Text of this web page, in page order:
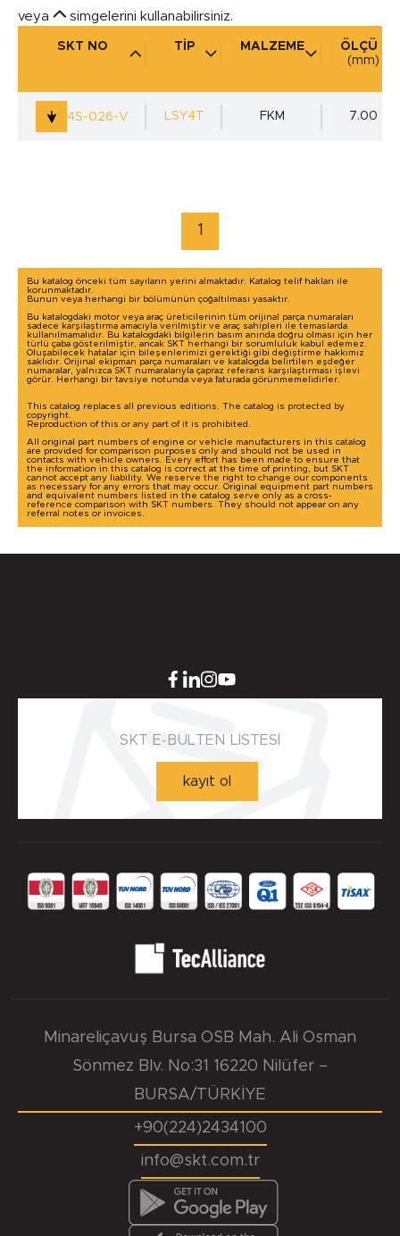
veya simgelerini kullanabilirsiniz.
SKT NO TİP MALZEME
ÖLÇÜ 1
(mm)
4S-026-V
LSY4T FKM 7.00
1
Bu katalog önceki tüm sayıların yerini almaktadır. Katalog telif hakları ile
korunmaktadır.
Bunun veya herhangi bir bölümünün çoğaltılması yasaktır.
Bu katalogdaki motor veya araç üreticilerinin tüm orijinal parça numaraları
sadece karşılaştırma amacıyla verilmiştir ve araç sahipleri ile temaslarda
kullanılmamalıdır. Bu katalogdaki bilgilerin basım anında doğru olması için her
türlü çaba gösterilmiştir, ancak SKT herhangi bir sorumluluk kabul edemez.
Oluşabilecek hatalar için bileşenlerimizi gerektiği gibi değiştirme hakkımız
saklıdır. Orijinal ekipman parça numaraları ve katalogda belirtilen eşdeğer
numaralar, yalnızca SKT numaralarıyla çapraz referans karşılaştırması işlevi
görür. Herhangi bir tavsiye notunda veya faturada görünmemelidirler.
This catalog replaces all previous editions. The catalog is protected by
copyright.
Reproduction of this or any part of it is prohibited.
All original part numbers of engine or vehicle manufacturers in this catalog
are provided for comparison purposes only and should not be used in
contacts with vehicle owners. Every effort has been made to ensure that
the information in this catalog is correct at the time of printing, but SKT
cannot accept any liability. We reserve the right to change our components
as necessary for any errors that may occur. Original equipment part numbers
and equivalent numbers listed in the catalog serve only as a cross-
reference comparison with SKT numbers. They should not appear on any
referral notes or invoices.
SKT E-BÜLTEN LİSTESİ
kayıt ol
Minareliçavuş Bursa OSB Mah. Ali Osman
Sönmez Blv. No:31 16220 Nilüfer –
BURSA/TÜRKİYE
+90(224)2434100
info@skt.com.tr